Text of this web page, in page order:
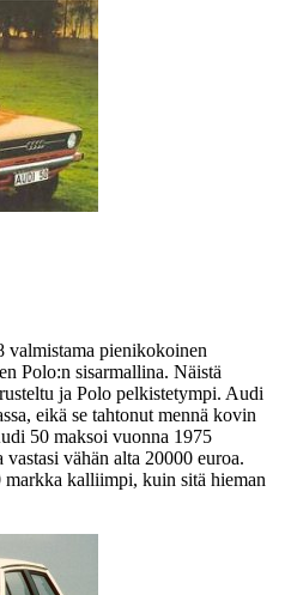
valmistama pienikokoinen
Polo:n sisarmallina. Näistä
ja Polo pelkistetympi. Audi
eikä se tahtonut mennä kovin
50 maksoi vuonna 1975
vähän alta 20000 euroa.
kalliimpi, kuin sitä hieman